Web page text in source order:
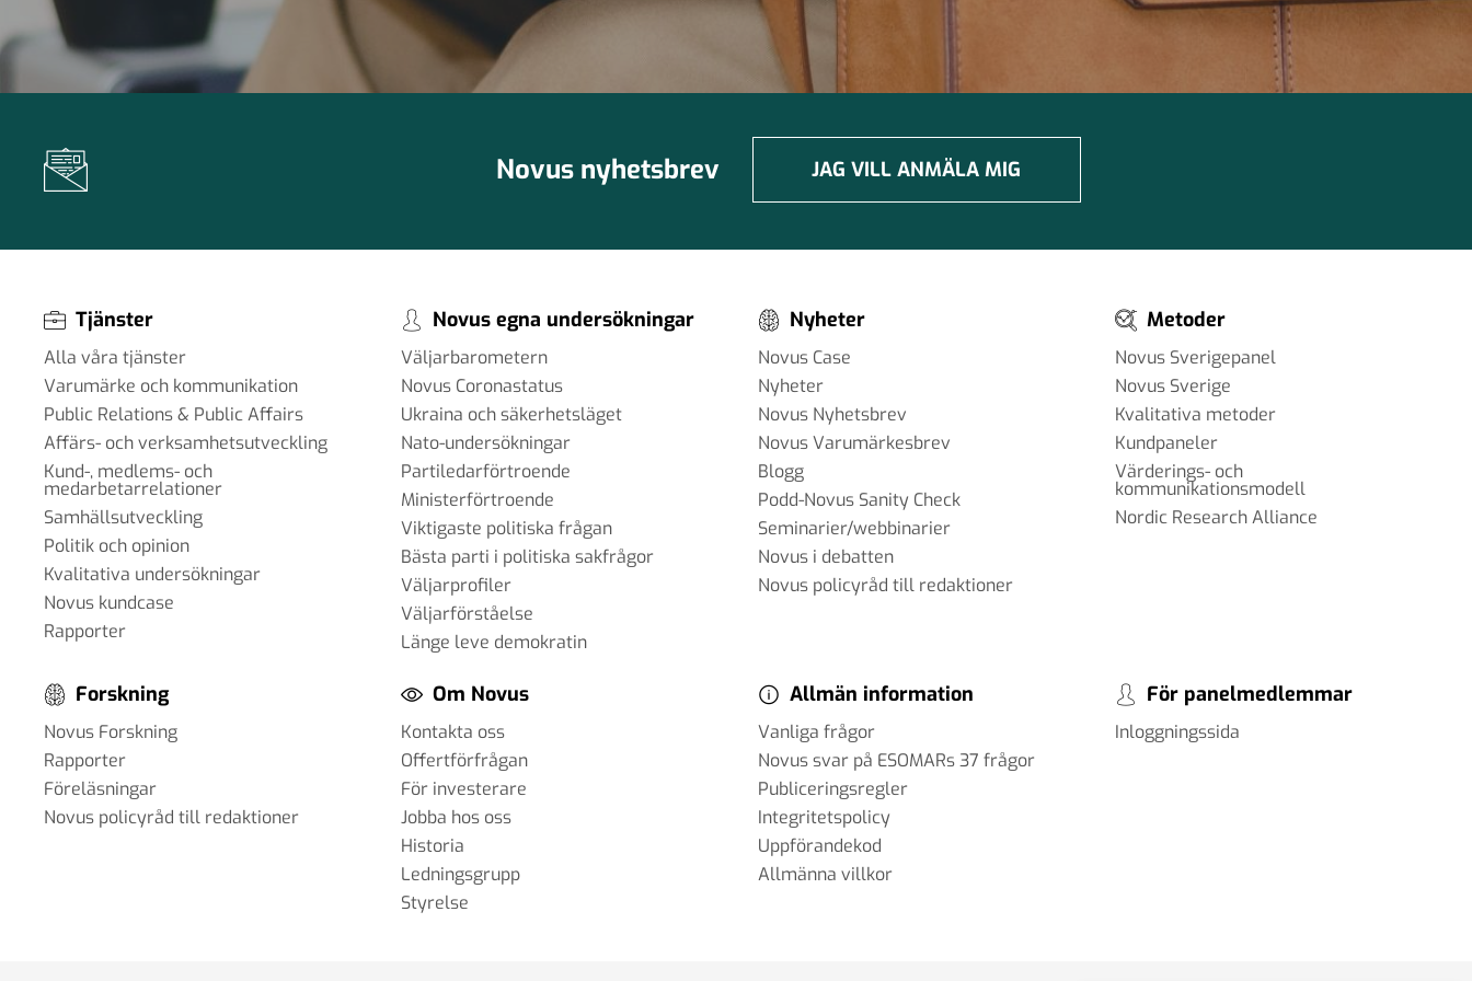
Novus nyhetsbrev JAG VILL ANMÄLA MIG
Tjänster
Alla våra tjänster
Varumärke och kommunikation
Public Relations & Public Affairs
Affärs- och verksamhetsutveckling
Kund-, medlems- och
medarbetarrelationer
Samhällsutveckling
Politik och opinion
Kvalitativa undersökningar
Novus kundcase
Rapporter
Novus egna undersökningar
Väljarbarometern
Novus Coronastatus
Ukraina och säkerhetsläget
Nato-undersökningar
Partiledarförtroende
Ministerförtroende
Viktigaste politiska frågan
Bästa parti i politiska sakfrågor
Väljarprofiler
Väljarförståelse
Länge leve demokratin
Nyheter
Novus Case
Nyheter
Novus Nyhetsbrev
Novus Varumärkesbrev
Blogg
Podd-Novus Sanity Check
Seminarier/webbinarier
Novus i debatten
Novus policyråd till redaktioner
Metoder
Novus Sverigepanel
Novus Sverige
Kvalitativa metoder
Kundpaneler
Värderings- och
kommunikationsmodell
Nordic Research Alliance
Forskning
Novus Forskning
Rapporter
Föreläsningar
Novus policyråd till redaktioner
Om Novus
Kontakta oss
Offertförfrågan
För investerare
Jobba hos oss
Historia
Ledningsgrupp
Styrelse
Allmän information
Vanliga frågor
Novus svar på ESOMARs 37 frågor
Publiceringsregler
Integritetspolicy
Uppförandekod
Allmänna villkor
För panelmedlemmar
Inloggningssida